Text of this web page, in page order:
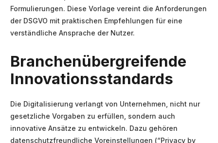
Formulierungen. Diese Vorlage vereint die Anforderungen
der DSGVO mit praktischen Empfehlungen für eine
verständliche Ansprache der Nutzer.
Branchenübergreifende
Innovationsstandards
Die Digitalisierung verlangt von Unternehmen, nicht nur
gesetzliche Vorgaben zu erfüllen, sondern auch
innovative Ansätze zu entwickeln. Dazu gehören
datenschutzfreundliche Voreinstellungen (“Privacy by